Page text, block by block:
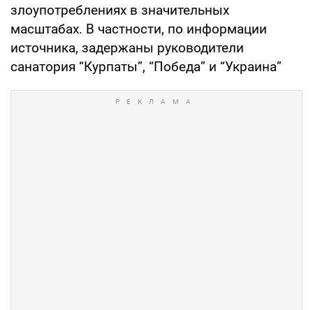
злоупотреблениях в значительных
масштабах. В частности, по информации
источника, задержаны руководители
санатория “Курпаты”, “Победа” и “Украина”